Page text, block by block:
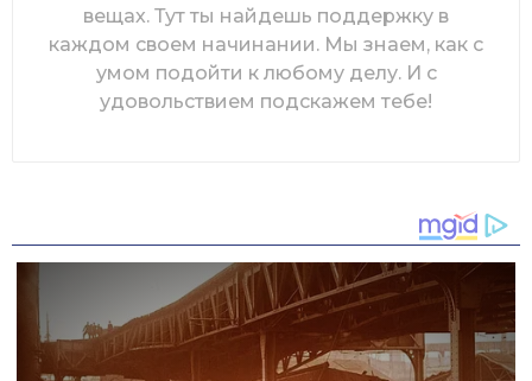
вещах. Тут ты найдешь поддержку в
каждом своем начинании. Мы знаем, как с
умом подойти к любому делу. И с
удовольствием подскажем тебе!